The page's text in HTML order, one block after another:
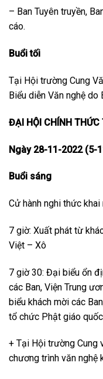
– Ban Tuyên truyền,
cáo.
Buổi tối
Tại Hội trường Cung
Biểu diễn Văn nghệ do
ĐẠI HỘI CHÍNH
Ngày 28-11-2022 (5-
Buổi sáng
Cử hành nghi thức
7 giờ: Xuất phát từ
Việt – Xô
7 giờ 30: Đại biểu ổn
các Ban, Viện Trung
biểu khách mời các
tổ chức Phật giáo
+ Tại Hội trường Cung
chương trình văn nghệ